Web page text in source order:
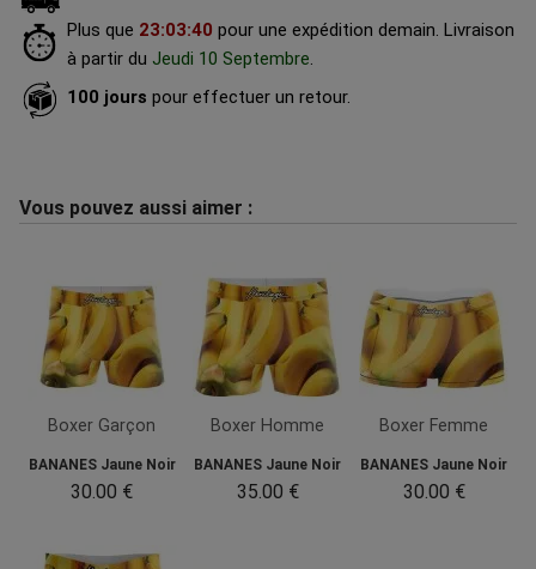
Plus que 23:03:39 pour une expédition demain. Livraison
à partir du Jeudi 10 Septembre
100 jours pour effectuer un retour.
Vous pouvez aussi aimer :
Boxer Garçon
BANANES Jaune Noir
30.00 €
Boxer Homme
BANANES Jaune Noir
35.00 €
Boxer Femme
BANANES Jaune Noir
30.00 €